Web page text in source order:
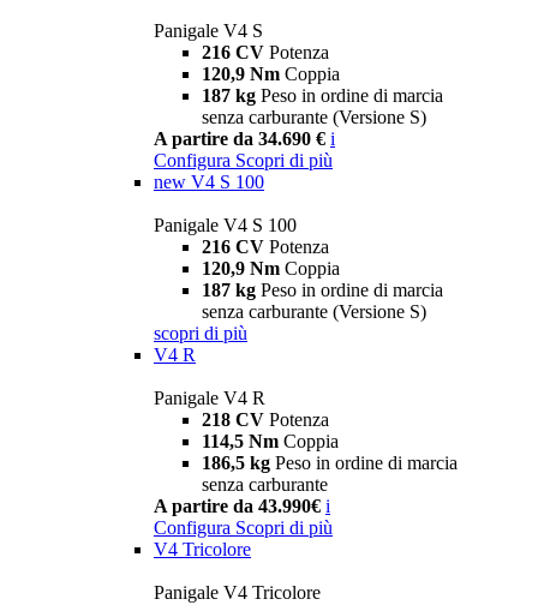
Panigale V4 S
216 CV Potenza
120,9 Nm Coppia
187 kg Peso in ordine di marcia
senza carburante (Versione S)
A partire da 34.690 € i
Configura Scopri di più
new V4 S 100
Panigale V4 S 100
216 CV Potenza
120,9 Nm Coppia
187 kg Peso in ordine di marcia
senza carburante (Versione S)
scopri di più
V4 R
Panigale V4 R
218 CV Potenza
114,5 Nm Coppia
186,5 kg Peso in ordine di marcia
senza carburante
A partire da 43.990€ i
Configura Scopri di più
V4 Tricolore
Panigale V4 Tricolore